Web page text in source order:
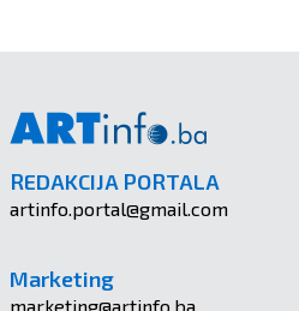
REDAKCIJA PORTALA
artinfo.portal@gmail.com
Marketing
marketing@artinfo.ba